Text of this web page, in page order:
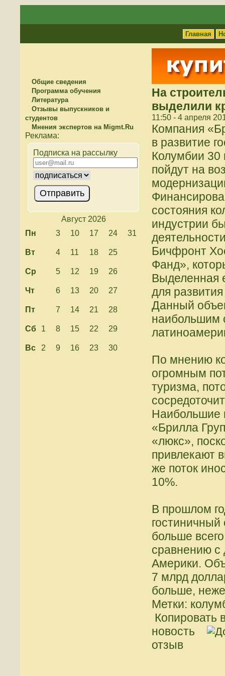
Главная
Общие сведения
Программа обучения
Литература
Отзывы выпускников и
студентов
Мнения экспертов на Migmt.Ru
Подписка на рассылку
Август 2026
Пн
3 10 17 24 31
Вт 4 11 18 25
Ср 5 12 19 26
Чт 6 13 20 27
Пт 7 14 21 28
Сб 1 8 15 22 29
Вс 2 9 16 23 30
На
выделили
11:50 - 4 апреля
Компания
в развитие
Колумбии 30
пойдут на
состояния
индустрии
Бичфронт
Фанд»,
Выделенная
для
Данный
наибольшим
По мнению
огромным
туризма,
Наибольшие
«Брилла
«люкс»,
привлекают
же поток
10%.
В прошлом
гостиничный
больше
сравнению
Америки.
7 млрд
больше,
Метки:
Копировать
новость
отзыв